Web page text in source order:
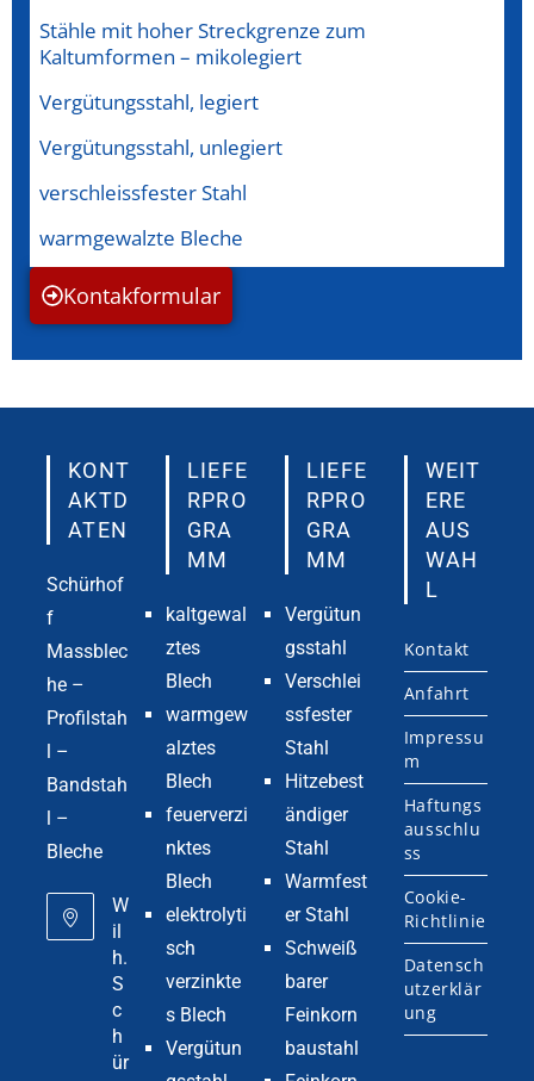
Stähle mit hoher Streckgrenze zum
Kaltumformen – mikolegiert
Vergütungsstahl, legiert
Vergütungsstahl, unlegiert
verschleissfester Stahl
warmgewalzte Bleche
Kontakformular
KONT
AKTD
ATEN
Schürhof
f
Massblec
he –
Profilstah
l –
Bandstah
l –
Bleche
W
il
h.
S
c
h
ür
LIEFE
RPRO
GRA
MM
kaltgewal
ztes
Blech
warmgew
alztes
Blech
feuerverzi
nktes
Blech
elektrolyti
sch
verzinkte
s Blech
Vergütun
LIEFE
RPRO
GRA
MM
Vergütun
gsstahl
Verschlei
ssfester
Stahl
Hitzebest
ändiger
Stahl
Warmfest
er Stahl
Schweiß
barer
Feinkorn
baustahl
WEIT
ERE
AUS
WAH
L
Kontakt
Anfahrt
Impressu
m
Haftungs
ausschlu
ss
Cookie-
Richtlinie
Datensch
utzerklär
ung